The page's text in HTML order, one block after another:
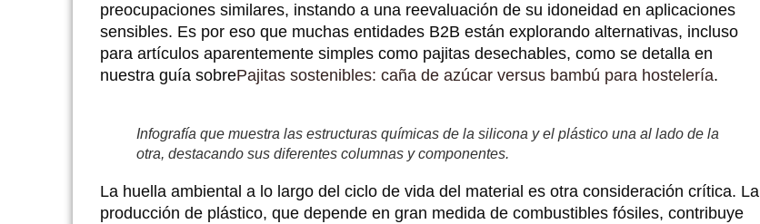
preocupaciones similares, instando a una reevaluación de su idoneidad en aplicaciones
sensibles. Es por eso que muchas entidades B2B están explorando alternativas, incluso
para artículos aparentemente simples como pajitas desechables, como se detalla en
nuestra guía sobrePajitas sostenibles: caña de azúcar versus bambú para hostelería.
Infografía que muestra las estructuras químicas de la silicona y el plástico una al lado de la
otra, destacando sus diferentes columnas y componentes.
La huella ambiental a lo largo del ciclo de vida del material es otra consideración crítica. La
producción de plástico, que depende en gran medida de combustibles fósiles, contribuye